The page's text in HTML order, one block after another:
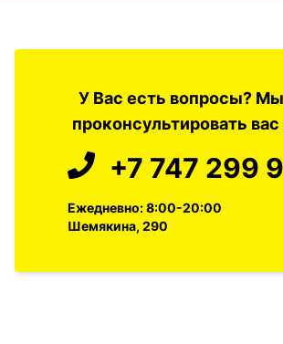
У Вас есть вопросы?
проконсультировать
+7 747 299
Ежедневно: 8:00-20:00
Шемякина, 290